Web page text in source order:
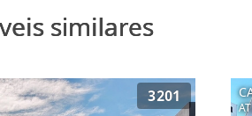
similares
3201